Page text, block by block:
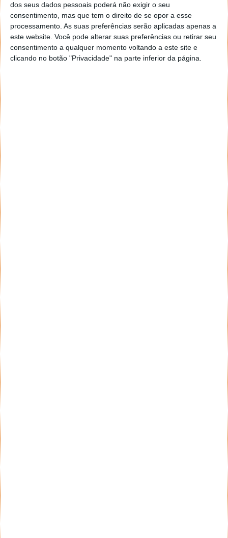
dos seus dados pessoais poderá não exigir o seu
consentimento, mas que tem o direito de se opor a esse
processamento. As suas preferências serão aplicadas apenas a
este website. Você pode alterar suas preferências ou retirar seu
consentimento a qualquer momento voltando a este site e
clicando no botão "Privacidade" na parte inferior da página.
esforço maior no sentido de impulsionar as vendas
dos veículos eléctricos.
Com base na Gigafactory, instalada no estado norte-
americano do Nevada (e que está já em
funcionamento), trazer uma unidade destas para